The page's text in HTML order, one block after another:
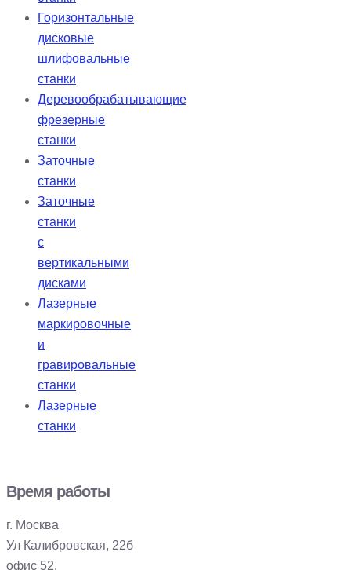
Горизонтальные
дисковые
шлифовальные
станки
Деревообрабатывающие
фрезерные
станки
Заточные
станки
Заточные
станки
с
вертикальными
дисками
Лазерные
маркировочные
и
гравировальные
станки
Лазерные
станки
Время работы
г. Москва
Ул Калибровская, 22б
офис 52.